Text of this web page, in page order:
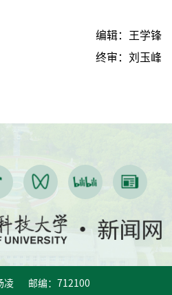
编辑：王学锋
终审：刘玉峰
凌 邮编：712100